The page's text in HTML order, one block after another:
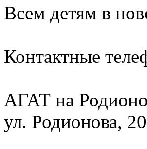
Всем детям в
Контактные
АГАТ на
ул. Родионова,